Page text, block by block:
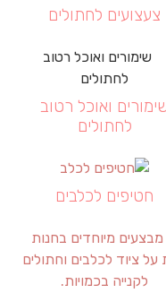
צעצועים לחתולים
ואוכל רטוב
לחתולים
חטיפים לכלבים